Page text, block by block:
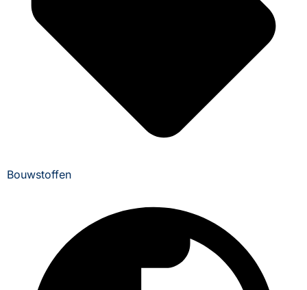
Bouwstoffen